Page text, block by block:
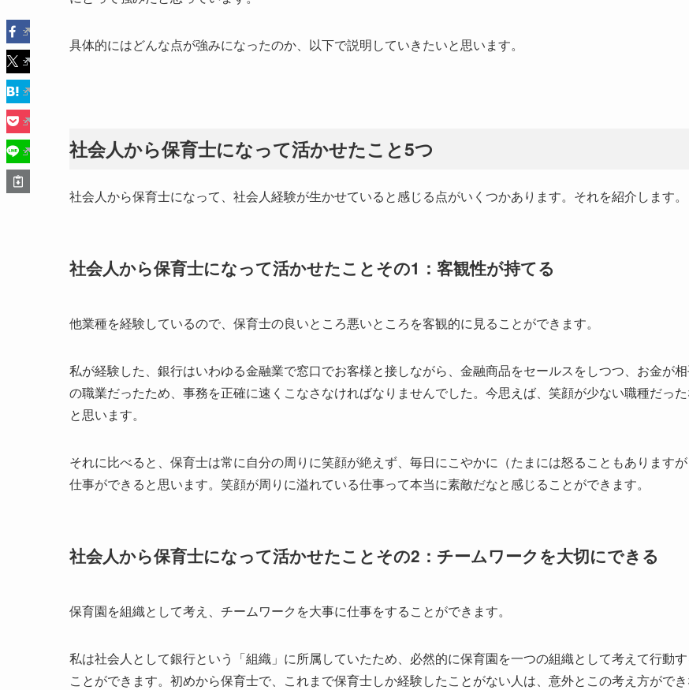
具体的にはどんな点が強みになったのか、以下で説明していきたいと思います。
社会人から保育士になって活かせたこと5つ
社会人から保育士になって、社会人経験が生かせていると感じる点がいくつかあります。それを紹介します。
社会人から保育士になって活かせたことその1：客観性が持てる
他業種を経験しているので、保育士の良いところ悪いところを客観的に見ることができます。
私が経験した、銀行はいわゆる金融業で窓口でお客様と接しながら、金融商品をセールスをしつつ、お金が
の職業だったため、事務を正確に速くこなさなければなりませんでした。今思えば、笑顔が少ない職種だっ
と思います。
それに比べると、保育士は常に自分の周りに笑顔が絶えず、毎日にこやかに（たまには怒ることもありますが
仕事ができると思います。笑顔が周りに溢れている仕事って本当に素敵だなと感じることができます。
社会人から保育士になって活かせたことその2：チームワークを大切にできる
保育園を組織として考え、チームワークを大事に仕事をすることができます。
私は社会人として銀行という「組織」に所属していたため、必然的に保育園を一つの組織として考えて行動
ことができます。初めから保育士で、これまで保育士しか経験したことがない人は、意外とこの考え方がで